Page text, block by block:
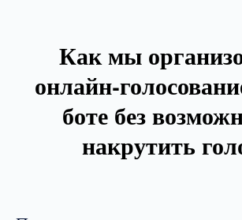
Как мы
онлайн-
боте без
накрутить